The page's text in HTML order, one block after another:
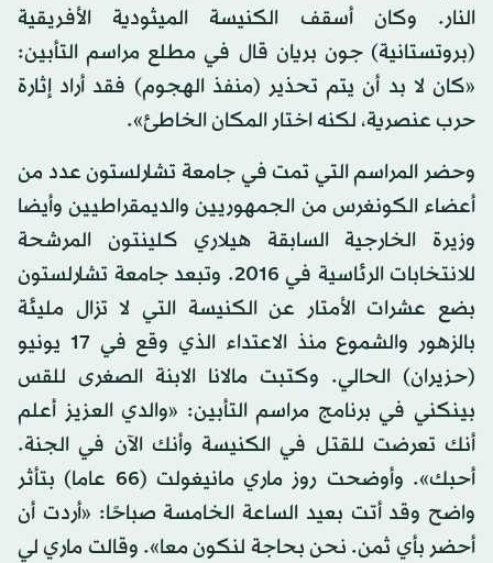
النار. وكان أسقف الكنيسة الميثودية الأفريقية
(بروتستانية) جون بريان قال في مطلع مراسم التأبين:
«كان لا بد أن يتم تحذير (منفذ الهجوم) فقد أراد إثارة
حرب عنصرية، لكنه اختار المكان الخاطئ».
وحضر المراسم التي تمت في جامعة تشارلستون عدد من
أعضاء الكونغرس من الجمهوريين والديمقراطيين وأيضا
وزيرة الخارجية السابقة هيلاري كلينتون المرشحة
للانتخابات الرئاسية في 2016. وتبعد جامعة تشارلستون
بضع عشرات الأمتار عن الكنيسة التي لا تزال مليئة
بالزهور والشموع منذ الاعتداء الذي وقع في 17 يونيو
(حزيران) الحالي. وكتبت مالانا الابنة الصغرى للقس
بينكني في برنامج مراسم التأبين: «والدي العزيز أعلم
أنك تعرضت للقتل في الكنيسة وأنك الآن في الجنة.
أحبك». وأوضحت روز ماري مانيغولت (66 عاما) بتأثر
واضح وقد أتت بعيد الساعة الخامسة صباحًا: «أردت أن
أحضر بأي ثمن. نحن بحاجة لنكون معا». وقالت ماري لي